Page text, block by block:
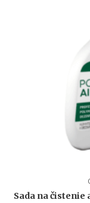
Sada na